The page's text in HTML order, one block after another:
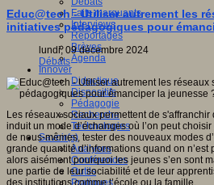
Faits marquants
Interviews
Reportages
Brèves
Agenda
Innover
Didactique
Dispositifs
Pédagogie
Recherche
Technologies
Savoir(s)
Analyses
Conférences
Outils
Pratiques
Educ@tech - Utiliser autrement les
initiatives pédagogiques pour
lundi, 09 décembre 2024
Débats
Les réseaux sociaux permettent de
induit un mode d’échanges où l’on peut
de nous-mêmes, tester des nouveaux modes
grande quantité d’informations quand on n’est
alors aisément pourquoi les jeunes s’en sont
une partie de leur sociabilité et de leur
des institutions comme l’école ou la famille.